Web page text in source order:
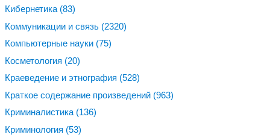
Кибернетика (83)
Коммуникации и связь (2320)
Компьютерные науки (75)
Косметология (20)
Краеведение и этнография (528)
Краткое содержание произведений (963)
Криминалистика (136)
Криминология (53)